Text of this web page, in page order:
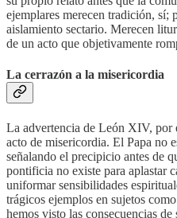
ejemplares merecen tradición, sí;
aislamiento sectario. Merecen
de un acto que objetivamente
La cerrazón a la misericordia
La advertencia de León XIV, por
acto de misericordia. El Papa no
señalando el precipicio antes de
pontificia no existe para aplastar
uniformar sensibilidades
trágicos ejemplos en sujetos
hemos visto las consecuencias